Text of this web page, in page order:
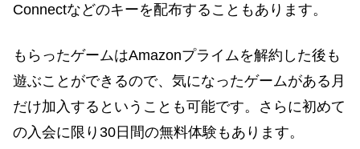
Connectなどのキーを配布することもあります。
もらったゲームはAmazonプライムを解約した後も
遊ぶことができるので、気になったゲームがある月
だけ加入するということも可能です。さらに初めて
の入会に限り30日間の無料体験もあります。